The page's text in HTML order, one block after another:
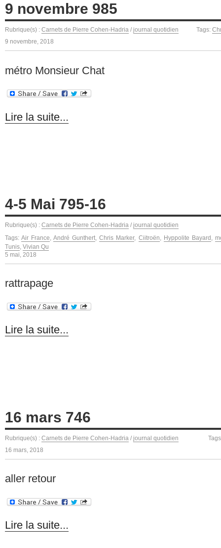
9 novembre 985
Rubrique(s) : Carnets de Pierre Cohen-Hadria / journal quotidien Tags:
9 novembre, 2018
métro Monsieur Chat
Lire la suite...
4-5 Mai 795-16
Rubrique(s) : Carnets de Pierre Cohen-Hadria / journal quotidien
Tags:Air France,André Gunthert,Chris Marker, Ciitroën, Hyppolite Bayard ,
Tunis, Vivian Qu
5 mai, 2018
rattrapage
Lire la suite...
16 mars 746
Rubrique(s) : Carnets de Pierre Cohen-Hadria / journal quotidien
16 mars, 2018
aller retour
Lire la suite...